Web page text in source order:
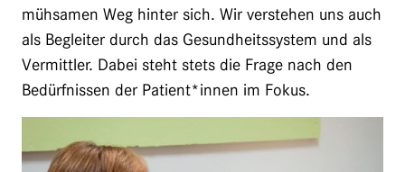
mühsamen Weg hinter sich. Wir verstehen uns auch
als Begleiter durch das Gesundheitssystem und als
Vermittler. Dabei steht stets die Frage nach den
Bedürfnissen der Patient*innen im Fokus.